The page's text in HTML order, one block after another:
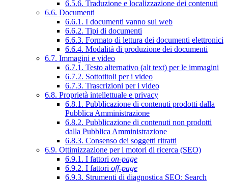
6.5.6. Traduzione e localizzazione dei contenuti
6.6. Documenti
6.6.1. I documenti vanno sul web
6.6.2. Tipi di documenti
6.6.3. Formato di lettura dei documenti elettronici
6.6.4. Modalità di produzione dei documenti
6.7. Immagini e video
6.7.1. Testo alternativo (alt text) per le immagini
6.7.2. Sottotitoli per i video
6.7.3. Trascrizioni per i video
6.8. Proprietà intellettuale e privacy
6.8.1. Pubblicazione di contenuti prodotti dalla
Pubblica Amministrazione
6.8.2. Pubblicazione di contenuti non prodotti
dalla Pubblica Amministrazione
6.8.3. Consenso dei soggetti ritratti
6.9. Ottimizzazione per i motori di ricerca (SEO)
6.9.1. I fattori on-page
6.9.2. I fattori off-page
6.9.3. Strumenti di diagnostica SEO: Search